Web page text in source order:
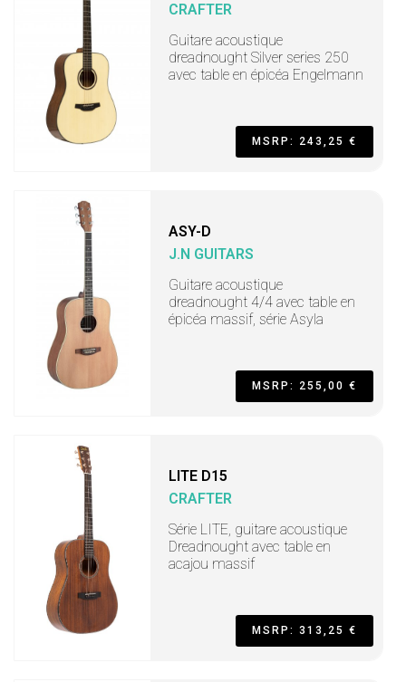
CRAFTER
Guitare acoustique
dreadnought Silver series 250
avec table en épicéa Engelmann
MSRP: 243,25 €
ASY-D
J.N GUITARS
Guitare acoustique
dreadnought 4/4 avec table en
épicéa massif, série Asyla
MSRP: 255,00 €
LITE D15
CRAFTER
Série LITE, guitare acoustique
Dreadnought avec table en
acajou massif
MSRP: 313,25 €